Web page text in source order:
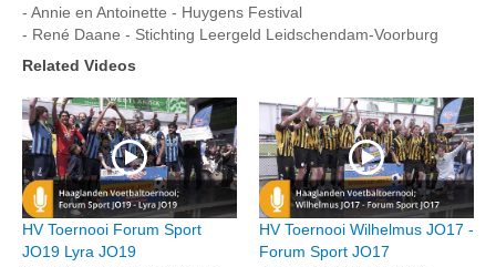
- Annie en Antoinette - Huygens Festival
- René Daane - Stichting Leergeld Leidschendam-Voorburg
Related Videos
HV Toernooi Forum Sport
JO19 Lyra JO19
HV Toernooi Wilhelmus JO17 -
Forum Sport JO17